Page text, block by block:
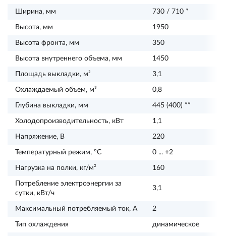
Ширина, мм 730 / 710 *
Высота, мм 1950
Высота фронта, мм 350
Высота внутреннего объема, мм 1450
Площадь выкладки, м² 3,1
Охлаждаемый объем, м³ 0,8
Глубина выкладки, мм 445 (400) **
Холодопроизводительность, кВт 1,1
Напряжение, В 220
Температурный режим, ºС 0 ... +2
Нагрузка на полки, кг/м² 160
Потребление электроэнергии за
сутки, кВт/ч
3,1
Максимальный потребляемый ток, А 2
Тип охлаждения динамическое